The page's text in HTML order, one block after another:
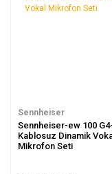
Sennheiser
Sennheiser-ew 100
Kablosuz Dinamik
Mikrofon Seti